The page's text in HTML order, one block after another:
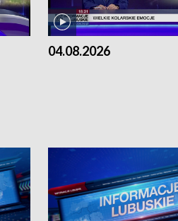
04.08.2026